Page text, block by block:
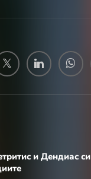
и Дендиас